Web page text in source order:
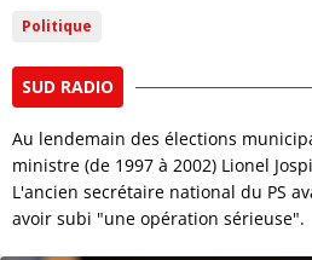
Politique
SUD RADIO
Au lendemain des élections
ministre (de 1997 à 2002) Lionel
L'ancien secrétaire national du PS
avoir subi "une opération sérieuse".